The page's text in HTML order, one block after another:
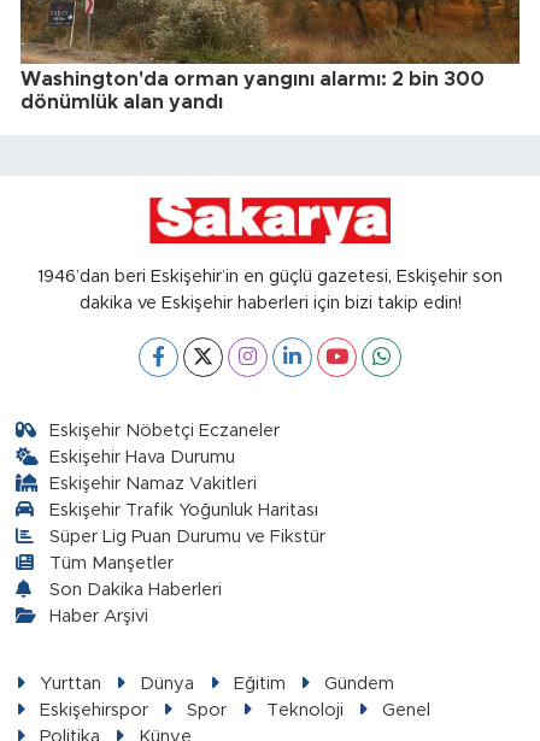
Washington'da orman yangını alarmı: 2 bin 300
dönümlük alan yandı
1946’dan beri Eskişehir’in en güçlü gazetesi, Eskişehir son
dakika ve Eskişehir haberleri için bizi takip edin!
Eskişehir Nöbetçi Eczaneler
Eskişehir Hava Durumu
Eskişehir Namaz Vakitleri
Eskişehir Trafik Yoğunluk Haritası
Süper Lig Puan Durumu ve Fikstür
Tüm Manşetler
Son Dakika Haberleri
Haber Arşivi
Yurttan Dünya Eğitim
Gündem
Eskişehirspor
Spor Teknoloji
Genel
Politika
Künye